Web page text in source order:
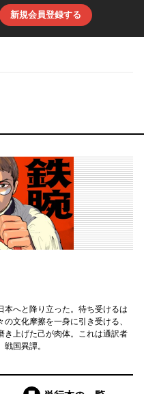
新規会員登録する
本へと降り立った。待ち受けるは
文化摩擦を一身に引き受ける、
き上げた己が肉体。これは通訳者
国異譚。